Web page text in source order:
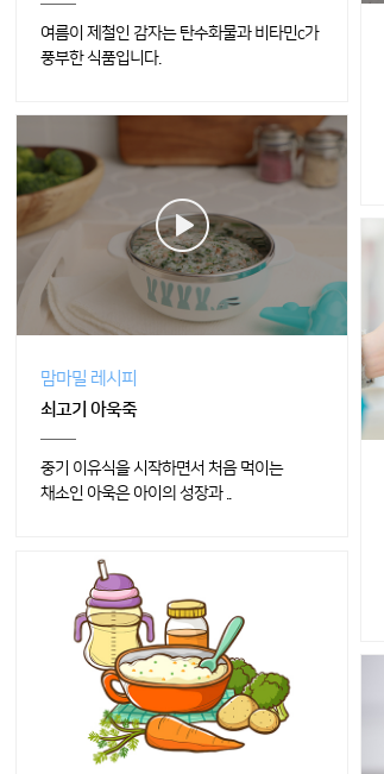
여름이 제철인 감자는 탄수화물과 비타민c가
풍부한 식품입니다.
맘마밀 레시피
쇠고기 아욱죽
중기 이유식을 시작하면서 처음 먹이는
채소인 아욱은 아이의 성장과 ..